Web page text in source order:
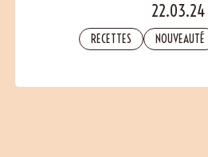
22.03.24
RECETTES NOUVEAUTÉ